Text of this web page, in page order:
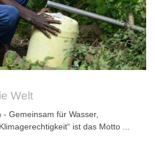
Welt
- Gemeinsam für Wasser,
ist das Motto ...